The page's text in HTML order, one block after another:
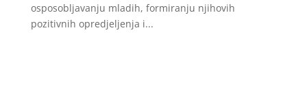
osposobljavanju mladih, formiranju njihovih
pozitivnih opredjeljenja i...